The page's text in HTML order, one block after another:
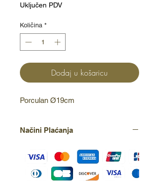
Uključen PDV
Količina *
Dodaj u košaricu
Porculan Ø19cm
Načini Plaćanja